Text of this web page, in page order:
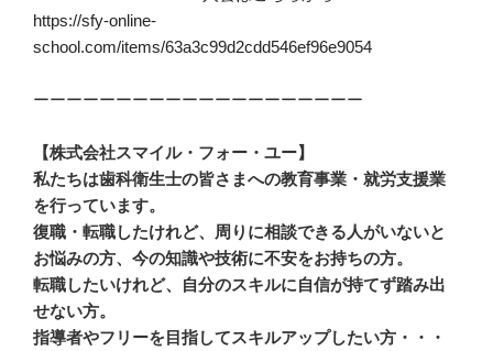
https://sfy-online-
school.com/items/63a3c99d2cdd546ef96e9054
ーーーーーーーーーーーーーーーーーーーー
【株式会社スマイル・フォー・ユー】
私たちは歯科衛生士の皆さまへの教育事業・就労支援業
を行っています。
復職・転職したけれど、周りに相談できる人がいないと
お悩みの方、今の知識や技術に不安をお持ちの方。
転職したいけれど、自分のスキルに自信が持てず踏み出
せない方。
指導者やフリーを目指してスキルアップしたい方・・・